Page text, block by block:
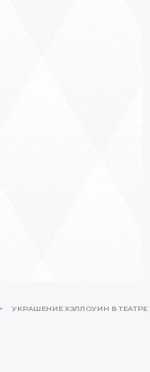
УКРАШЕНИЕ ХЭЛЛОУИН В ТЕАТРЕ